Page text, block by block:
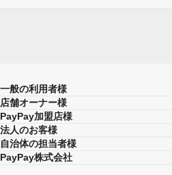
一般の利用者様
店舗オーナー様
PayPay加盟店様
法人のお客様
自治体の担当者様
PayPay株式会社